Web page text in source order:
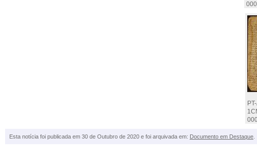
Esta notícia foi publicada em 30 de Outubro de 2020 e foi arquivada em: Documento em Destaque